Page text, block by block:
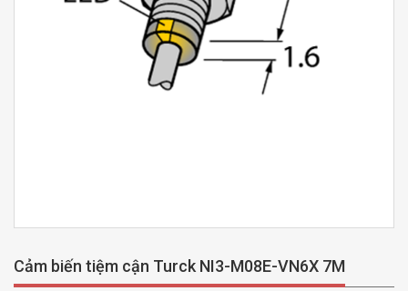
Cảm biến tiệm cận Turck NI3-M08E-VN6X 7M